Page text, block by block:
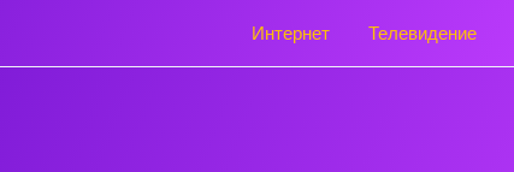
Интернет Телевидение